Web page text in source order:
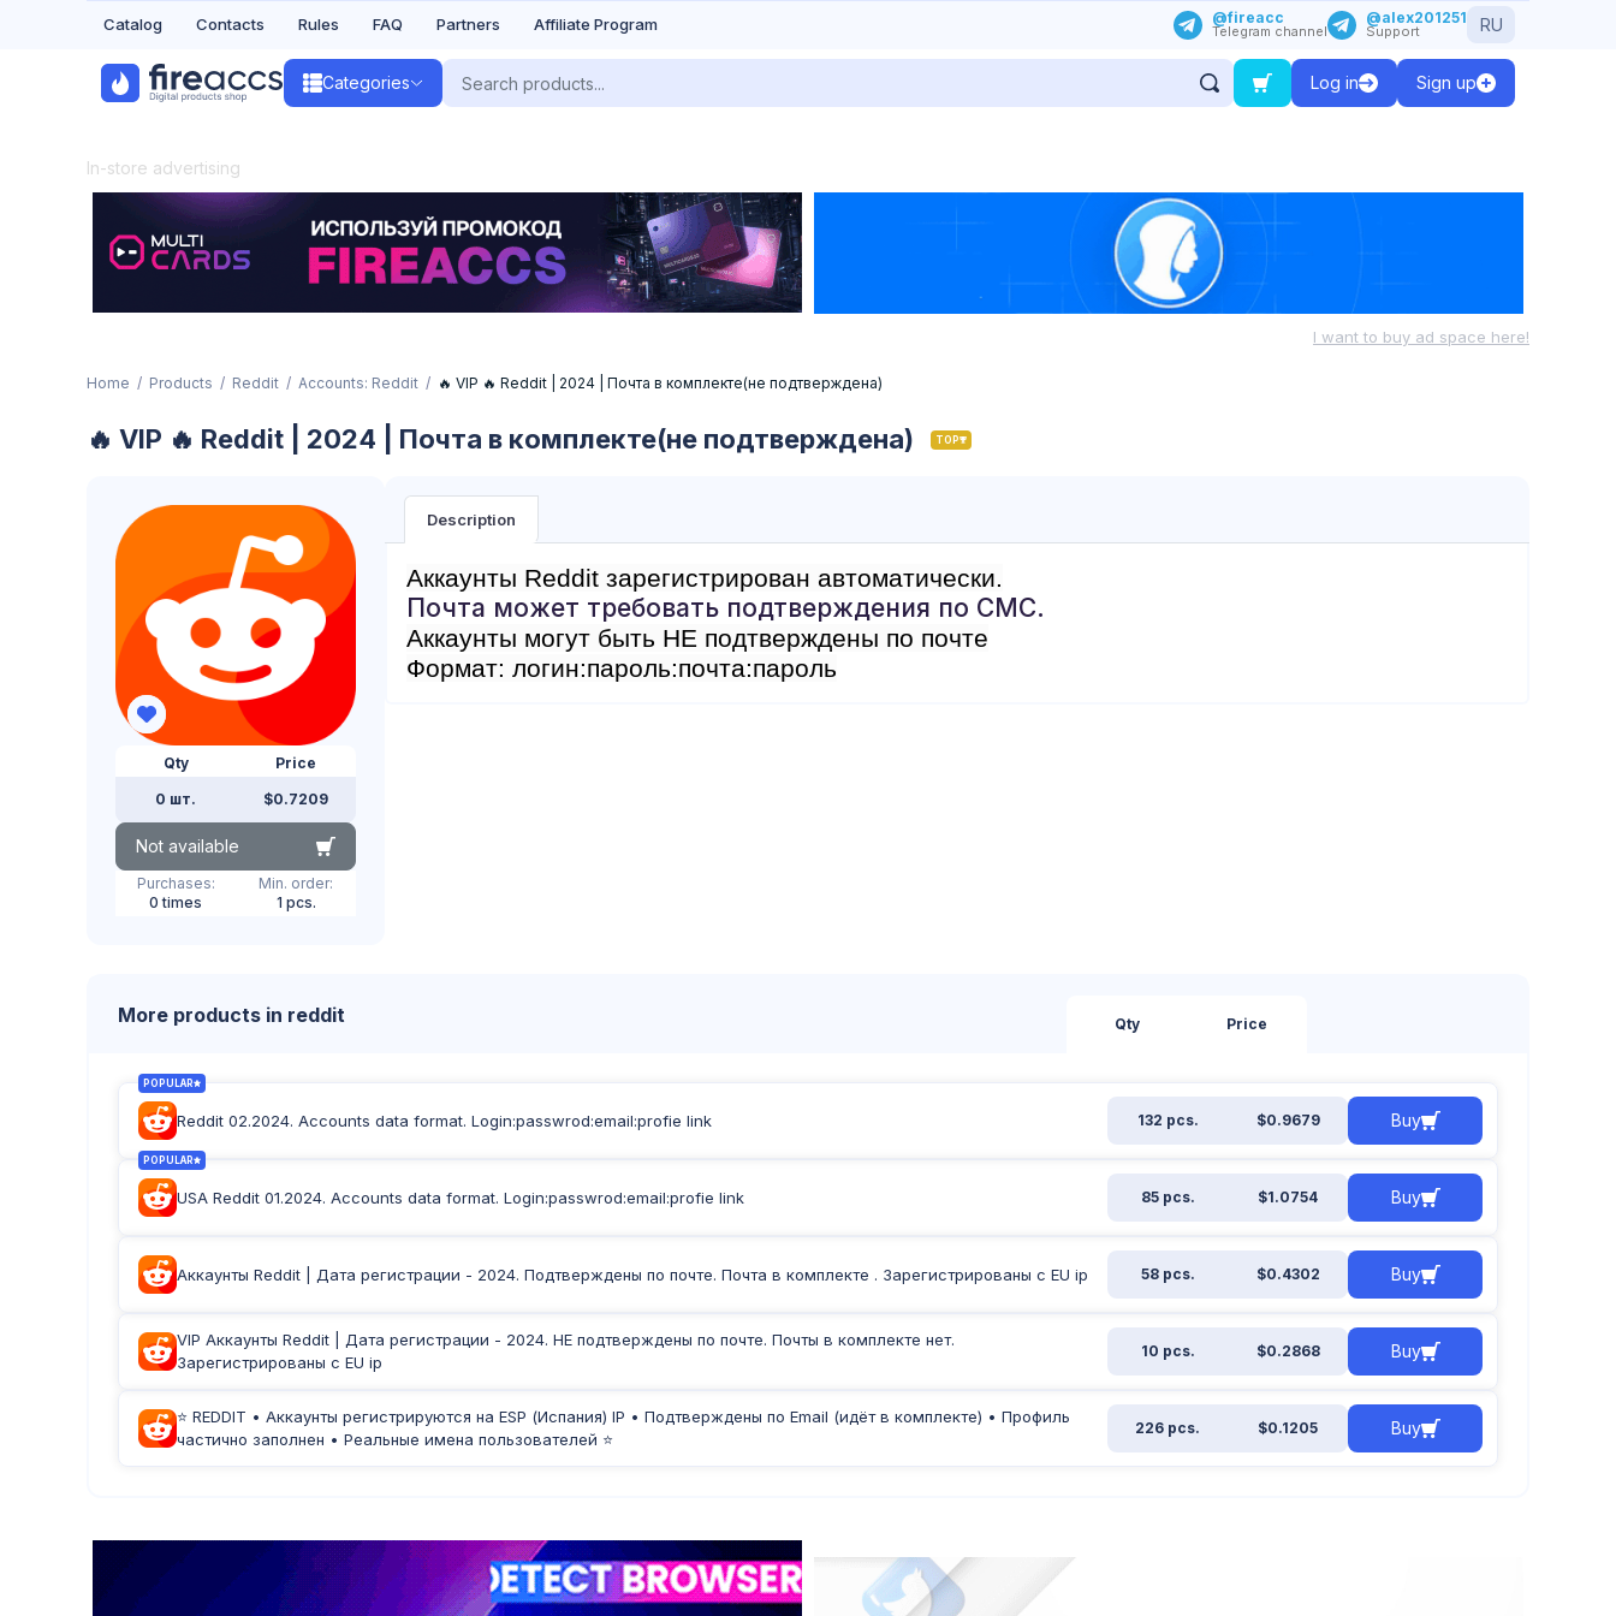
Catalog Contacts Rules FAQ Partners Affiliate Program @fireacc
Telegram channel
@alex201251
Support RU
Categories Log in Sign up
In-store advertising
I want to buy ad space here!
Home Products Reddit Accounts: Reddit 🔥 VIP 🔥 Reddit | 2024 | Почта в комплекте(не подтверждена)
🔥 VIP 🔥 Reddit | 2024 | Почта в комплекте(не подтверждена) TOP
Qty
0 шт.
Price
$0.7209
Not available
Purchases:
0 times
Min. order:
1 pcs.
Description
Аккаунты Reddit зарегистрирован автоматически.
Почта может требовать подтверждения по СМС.
Аккаунты могут быть НЕ подтверждены по почте
Формат: логин:пароль:почта:пароль
More products in reddit Qty Price
POPULAR
Reddit 02.2024. Accounts data format. Login:passwrod:email:profie link 132 pcs. $0.9679 Buy
POPULAR
USA Reddit 01.2024. Accounts data format. Login:passwrod:email:profie link 85 pcs. $1.0754 Buy
Аккаунты Reddit | Дата регистрации - 2024. Подтверждены по почте. Почта в комплекте . Зарегистрированы с EU ip 58 pcs. $0.4302 Buy
VIP Аккаунты Reddit | Дата регистрации - 2024. НЕ подтверждены по почте. Почты в комплекте нет.
Зарегистрированы с EU ip
10 pcs. $0.2868 Buy
⭐ REDDIT • Аккаунты регистрируются на ESP (Испания) IP • Подтверждены по Email (идёт в комплекте) • Профиль
частично заполнен • Реальные имена пользователей ⭐
226 pcs. $0.1205 Buy